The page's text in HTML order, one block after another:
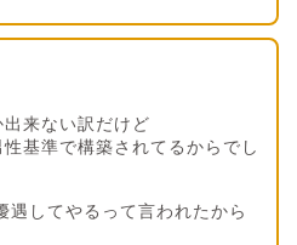
来ない訳だけど
基準で構築されてるからでし
遇してやるって言われたから